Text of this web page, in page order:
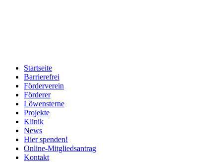
Startseite
Barrierefrei
Förderverein
Förderer
Löwensterne
Projekte
Klinik
News
Hier spenden!
Online-Mitgliedsantrag
Kontakt